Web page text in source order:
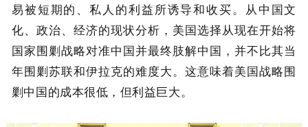
易被短期的、私人的利益所诱导和收买。从中国文
化、政治、经济的现状分析，美国选择从现在开始将
国家围剿战略对准中国并最终肢解中国，并不比其当
年围剿苏联和伊拉克的难度大。这意味着美国战略围
剿中国的成本很低，但利益巨大。